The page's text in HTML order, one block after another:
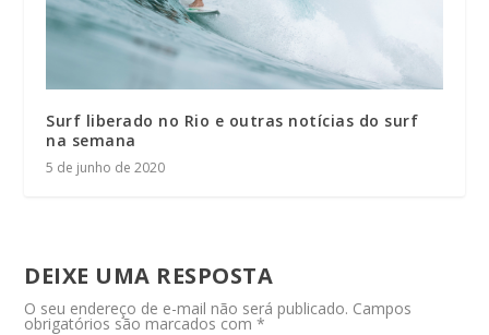
Surf liberado no Rio e outras notícias do surf
na semana
5 de junho de 2020
DEIXE UMA RESPOSTA
O seu endereço de e-mail não será publicado. Campos
obrigatórios são marcados com*